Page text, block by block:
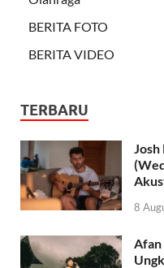
BERITA FOTO
BERITA VIDEO
TERBARU
Josh
8
Afan